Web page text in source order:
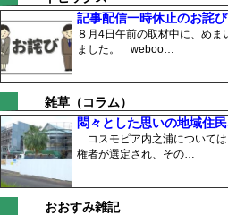
記事配信一時休止のお詫び
８月4日午前の取材中に、め
ました。 weboo…
雑草（コラム）
悶々とした思いの地域住
コスモピア内之浦について
権者が選定され、その…
おおすみ雑記